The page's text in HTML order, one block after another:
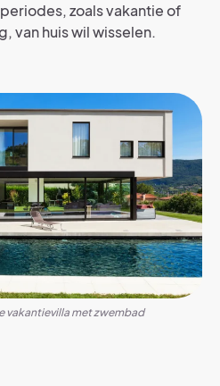
zoals vakantie of
van huis wil wisselen.
vakantievilla met zwembad